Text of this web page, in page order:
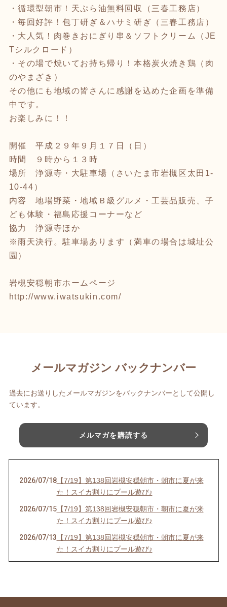
・循環型朝市！天ぷら油無料回収（三春工務店）
・毎回好評！包丁研ぎ＆ハサミ研ぎ（三春工務店）
・大人気！肉巻きおにぎり串＆ソフトクリーム（JE
Tシルクロード）
・その場で焼いてお持ち帰り！本格炭火焼き鶏（肉
のやまざき）
その他にも地域の皆さんに感謝を込めた企画を準備
中です。
お楽しみに！！
開催 平成２９年９月１７日（日）
時間 ９時から１３時
場所 浄源寺・大駐車場（さいたま市岩槻区太田1-
10-44）
内容 地場野菜・地域Ｂ級グルメ・工芸品販売、子
ども体験・福島応援コーナーなど
協力 浄源寺ほか
※雨天決行。駐車場あります（満車の場合は城址公
園）
岩槻安穏朝市ホームページ
http://www.iwatsukin.com/
メールマガジン バックナンバー
過去にお送りしたメールマガジンをバックナンバーとして公開し
ています。
メルマガを購読する
2026/07/18【7/19】第138回岩槻安穏朝市・朝市に夏が来
た！スイカ割りにプール遊び♪
2026/07/15【7/19】第138回岩槻安穏朝市・朝市に夏が来
た！スイカ割りにプール遊び♪
2026/07/13 【7/19】第138回岩槻安穏朝市・朝市に夏が来
た！スイカ割りにプール遊び♪